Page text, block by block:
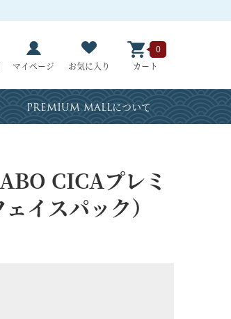
マイページ お気に入り カート
0
PREMIUM MALLについて
CICAプレミ
イスパック）